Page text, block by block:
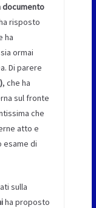
documento
risposto
ha
ormai
Di parere
, che ha
sul fronte
che
atto e
esame di
sulla
ha proposto